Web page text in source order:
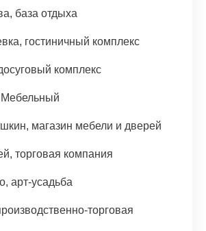
база отдыха
гостиничный комплекс
комплекс
магазин мебели и дверей
торговая компания
арт-усадьба
торговая